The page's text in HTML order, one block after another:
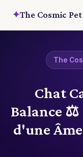
✦The Cosmic Pet
The
Chat
Balance ⚖️
d'une